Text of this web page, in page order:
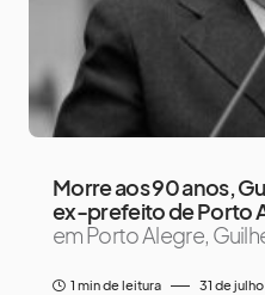
Morre aos 90 anos,
ex-prefeito de Porto
em Porto Alegre,
1 min de leitura 31 de